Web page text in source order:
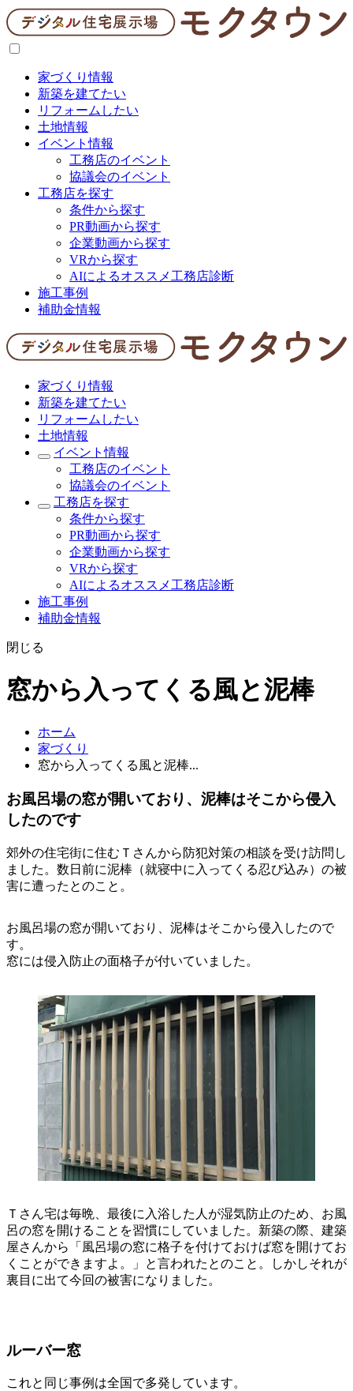
家づくり情報
新築を建てたい
リフォームしたい
土地情報
イベント情報
工務店のイベント
協議会のイベント
工務店を探す
条件から探す
PR動画から探す
企業動画から探す
VRから探す
AIによるオススメ工務店診断
施工事例
補助金情報
家づくり情報
新築を建てたい
リフォームしたい
土地情報
イベント情報
工務店のイベント
協議会のイベント
工務店を探す
条件から探す
PR動画から探す
企業動画から探す
VRから探す
AIによるオススメ工務店診断
施工事例
補助金情報
閉じる
窓から入ってくる風と泥棒
ホーム
家づくり
窓から入ってくる風と泥棒...
お風呂場の窓が開いており、泥棒はそこから侵入
したのです
郊外の住宅街に住むＴさんから防犯対策の相談を受け訪問し
ました。数日前に泥棒（就寝中に入ってくる忍び込み）の被
害に遭ったとのこと。
お風呂場の窓が開いており、泥棒はそこから侵入したので
す。
窓には侵入防止の面格子が付いていました。
Ｔさん宅は毎晩、最後に入浴した人が湿気防止のため、お風
呂の窓を開けることを習慣にしていました。新築の際、建築
屋さんから「風呂場の窓に格子を付けておけば窓を開けてお
くことができますよ。」と言われたとのこと。しかしそれが
裏目に出て今回の被害になりました。
ルーバー窓
これと同じ事例は全国で多発しています。